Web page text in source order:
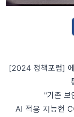
[2024 정책포럼]
"기존 보
AI 적용 지능현